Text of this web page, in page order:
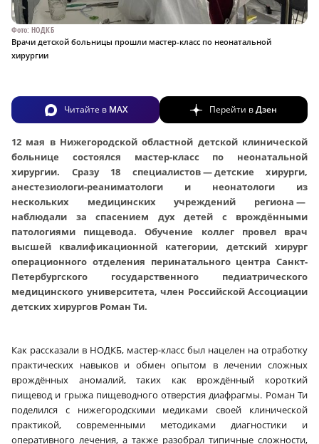
Фото: НОДКБ
Врачи детской больницы прошли мастер-класс по неонатальной
хирургии
Читайте в MAX Перейти вДзен
12 мая в Нижегородской областной детской клинической
больнице состоялся мастер-класс по неонатальной
хирургии. Сразу 18 специалистов — детские хирурги,
анестезиологи‑реаниматологи и неонатологи из
нескольких медицинских учреждений региона —
наблюдали за спасением дух детей с врождёнными
патологиями пищевода. Обучение коллег провел врач
высшей квалификационной категории, детский хирург
операционного отделения перинатального центра Санкт-
Петербургского государственного педиатрического
медицинского университета, член Российской Ассоциации
детских хирургов Роман Ти.
Как рассказали в НОДКБ, мастер-класс был нацелен на отработку
практических навыков и обмен опытом в лечении сложных
врождённых аномалий, таких как врождённый короткий
пищевод и грыжа пищеводного отверстия диафрагмы. Роман Ти
поделился с нижегородскими медиками своей клинической
практикой, современными методиками диагностики и
оперативного лечения, а также разобрал типичные сложности,